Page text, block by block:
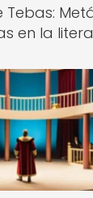
Tebas:
en la